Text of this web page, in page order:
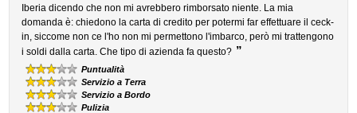
Iberia dicendo che non mi avrebbero rimborsato niente. La mia
domanda è: chiedono la carta di credito per potermi far effettuare il ceck-
in, siccome non ce l'ho non mi permettono l'imbarco, però mi trattengono
i soldi dalla carta. Che tipo di azienda fa questo? ”
Puntualità
Servizio a Terra
Servizio a Bordo
Pulizia